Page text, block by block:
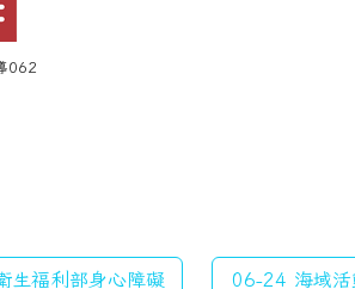
062
生福利部身心障礙 06-24 海域活